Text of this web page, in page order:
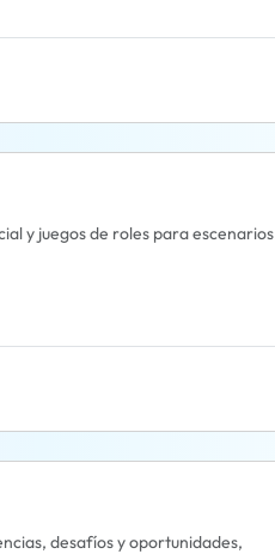
y juegos de roles para escenarios
desafíos y oportunidades,